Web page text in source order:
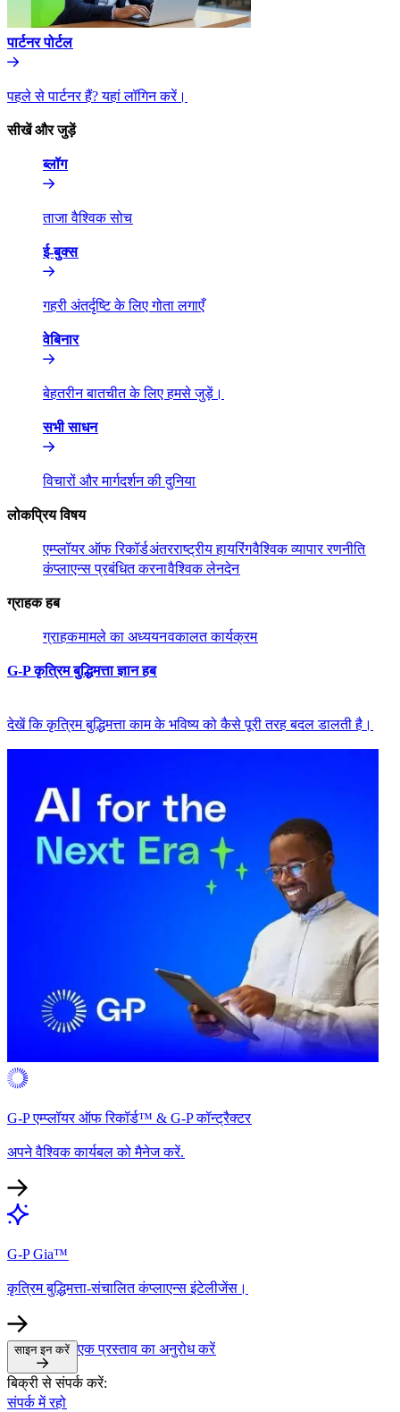
पार्टनर पोर्टल​​
पहले से पार्टनर हैं? यहां लॉगिन करें।​​
सीखें और जुड़ें​​
ब्लॉग​​
ताजा वैश्विक सोच​​
ई-बुक्स​​
गहरी अंतर्दृष्टि के लिए गोता लगाएँ​​
वेबिनार​​
बेहतरीन बातचीत के लिए हमसे जुड़ें।​​
सभी साधन​​
विचारों और मार्गदर्शन की दुनिया​​
लोकप्रिय विषय​​
एम्प्लॉयर ऑफ रिकॉर्ड​​अंतरराष्ट्रीय हायरिंग​​वैश्विक व्यापार रणनीति​​
कंप्लाएन्स प्रबंधित करना​​वैश्विक लेनदेन​​
ग्राहक हब​​
ग्राहक​​मामले का अध्ययन​​वकालत कार्यक्रम​​
G-P कृत्रिम बुद्धिमत्ता ज्ञान हब​​
देखें कि कृत्रिम बुद्धिमत्ता काम के भविष्य को कैसे पूरी तरह बदल डालती है।​​
G-P एम्प्लॉयर ऑफ रिकॉर्ड™ & G-P कॉन्ट्रैक्टर​​
अपने वैश्विक कार्यबल को मैनेज करें.​​
G-P Gia™​​
कृत्रिम बुद्धिमत्ता-संचालित कंप्लाएन्स इंटेलीजेंस।​​
साइन इन करें​​ एक प्रस्ताव का अनुरोध करें​​
बिक्री से संपर्क करें:​​
संपर्क में रहो​​